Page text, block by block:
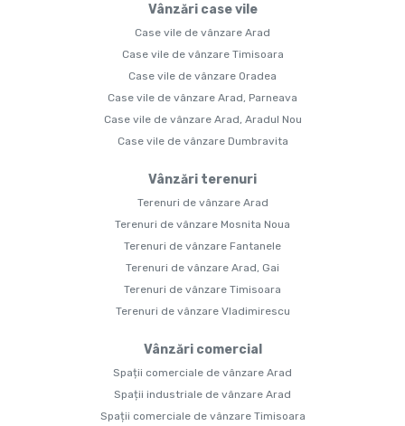
Vânzări case vile
Case vile de vânzare Arad
Case vile de vânzare Timisoara
Case vile de vânzare Oradea
Case vile de vânzare Arad, Parneava
Case vile de vânzare Arad, Aradul Nou
Case vile de vânzare Dumbravita
Vânzări terenuri
Terenuri de vânzare Arad
Terenuri de vânzare Mosnita Noua
Terenuri de vânzare Fantanele
Terenuri de vânzare Arad, Gai
Terenuri de vânzare Timisoara
Terenuri de vânzare Vladimirescu
Vânzări comercial
Spații comerciale de vânzare Arad
Spații industriale de vânzare Arad
Spații comerciale de vânzare Timisoara